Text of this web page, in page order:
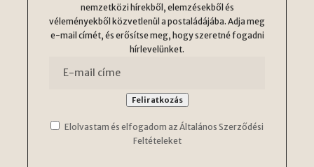
nemzetközi hírekből, elemzésekből és
véleményekből közvetlenül a postaládájába. Adja meg
e-mail címét, és erősítse meg, hogy szeretné fogadni
hírlevelünket.
Elolvastam és elfogadom az Általános Szerződési
Feltételeket